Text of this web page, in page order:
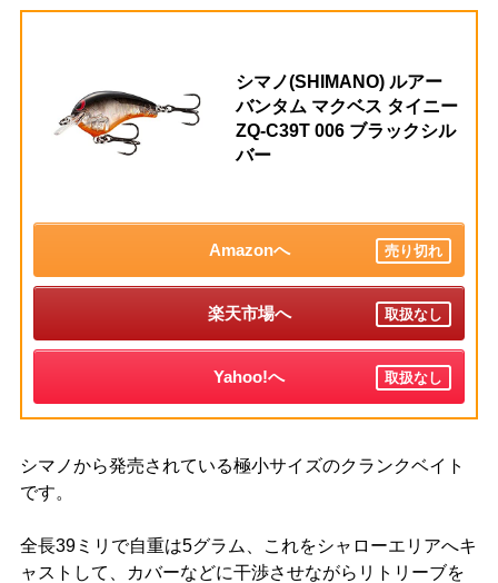
シマノ(SHIMANO) ルアー
バンタム マクベス タイニー
ZQ-C39T 006 ブラックシル
バー
Amazonへ 売り切れ
楽天市場へ 取扱なし
Yahoo!へ 取扱なし
シマノから発売されている極小サイズのクランクベイト
です。
全長39ミリで自重は5グラム、これをシャローエリアへキ
ャストして、カバーなどに干渉させながらリトリーブを